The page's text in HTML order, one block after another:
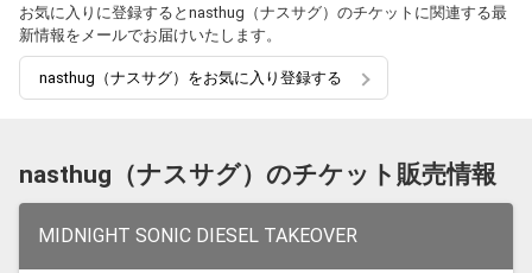
お気に入りに登録するとnasthug（ナスサグ）のチケットに関連する最
新情報をメールでお届けいたします。
nasthug（ナスサグ）をお気に入り登録する
nasthug（ナスサグ）のチケット販売情報
MIDNIGHT SONIC DIESEL TAKEOVER